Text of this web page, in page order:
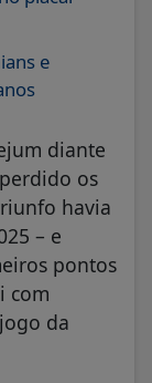
e
diante
os
havia
– e
pontos
com
da